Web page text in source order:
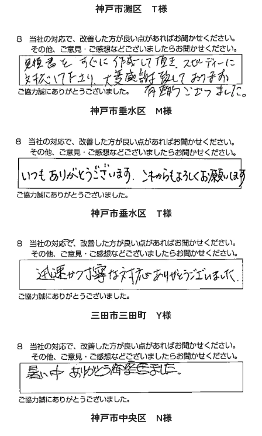
神戸市灘区 T様
神戸市垂水区 M様
神戸市垂水区 T様
三田市三田町 Y様
神戸市中央区 N様